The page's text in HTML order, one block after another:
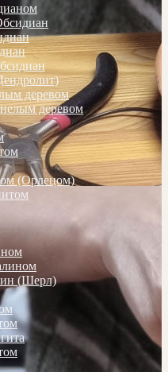
деревом
деревом
(Орлецом)
(Шерл)